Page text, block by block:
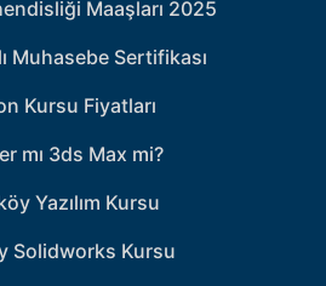
Maaşları 2025
Muhasebe Sertifikası
Kursu Fiyatları
mı 3ds Max mi?
Yazılım Kursu
Solidworks Kursu